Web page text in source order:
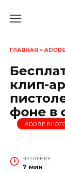
ГЛАВНАЯ »
клип-
фоне в
ADOBE
НА ЧТЕНИЕ
7 мин